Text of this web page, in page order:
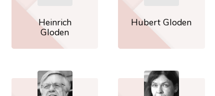
Heinrich
Gloden
Hubert Gloden